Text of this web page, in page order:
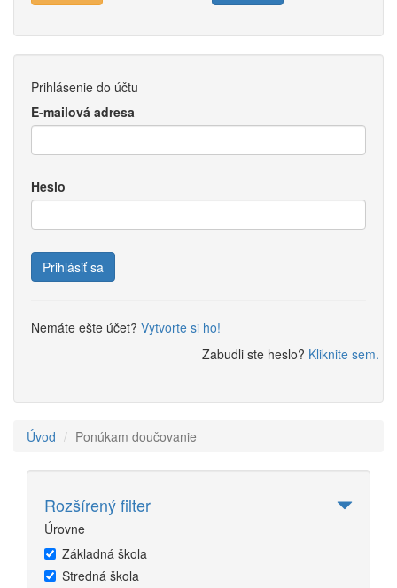
Prihlásenie do účtu
E-mailová adresa
Heslo
Prihlásiť sa
Nemáte ešte účet? Vytvorte si ho!
Zabudli ste heslo? Kliknite sem.
Úvod Ponúkam doučovanie
Rozšírený filter
Úrovne
Základná škola
Stredná škola